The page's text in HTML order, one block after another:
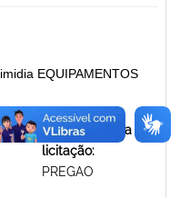
EQUIPAMENTOS
Modalidade da
licitação:
PREGAO